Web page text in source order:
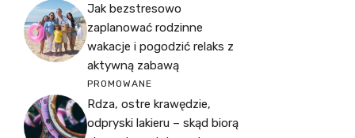
Jak bezstresowo
zaplanować rodzinne
wakacje i pogodzić relaks z
aktywną zabawą
PROMOWANE
Rdza, ostre krawędzie,
odpryski lakieru – skąd biorą